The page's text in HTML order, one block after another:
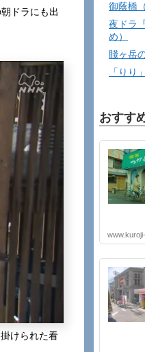
ドラにも出
けられた看
御蔭橋
夜ドラ
め）
賤ヶ岳
「りり
おすす